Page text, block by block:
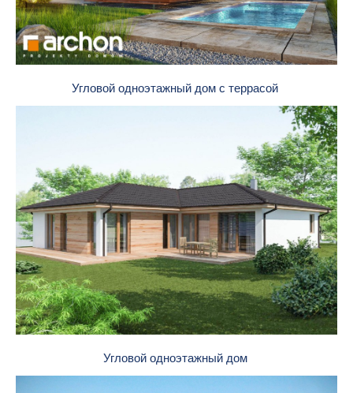
Угловой одноэтажный дом с террасой
Угловой одноэтажный дом